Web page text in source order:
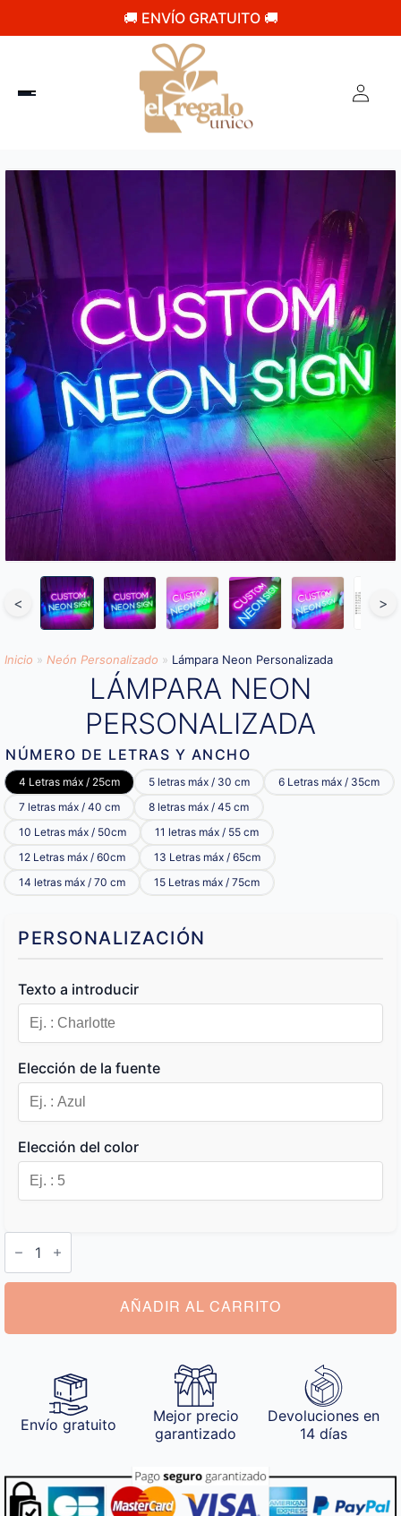
🚚 ENVÍO GRATUITO 🚚
< >
Inicio » Neón Personalizado » Lámpara Neon Personalizada
LÁMPARA NEON
PERSONALIZADA
NÚMERO DE LETRAS Y ANCHO
4 Letras máx / 25cm 5 letras máx / 30 cm
6 Letras máx / 35cm
7 letras máx / 40 cm
8 letras máx / 45 cm
10 Letras máx / 50cm
11 letras máx / 55 cm
12 Letras máx / 60cm
13 Letras máx / 65cm
14 letras máx / 70 cm
15 Letras máx / 75cm
PERSONALIZACIÓN
Texto a introducir
Elección de la fuente
Elección del color
Lámpara
Neon
Personalizada
cantidad
AÑADIR AL CARRITO
Envío gratuito
Mejor precio
garantizado
Devoluciones en
14 días